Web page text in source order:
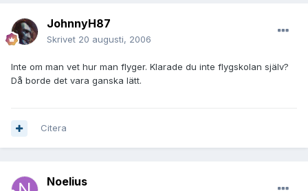
JohnnyH87
Skrivet 20 augusti, 2006
Inte om man vet hur man flyger. Klarade du inte flygskolan själv?
Då borde det vara ganska lätt.
Citera
Noelius